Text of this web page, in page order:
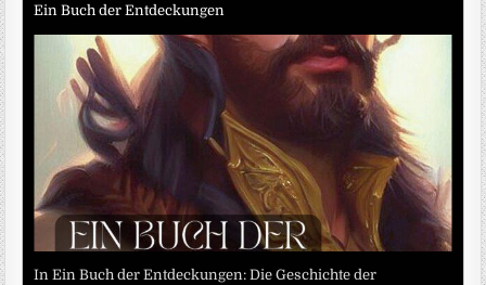
Ein Buch der Entdeckungen
In Ein Buch der Entdeckungen: Die Geschichte der